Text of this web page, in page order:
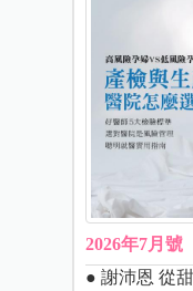
2026年7月號
● 謝沛恩 從